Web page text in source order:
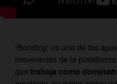
‘Bonding’ es una de las
irreverentes de la
que trabaja como